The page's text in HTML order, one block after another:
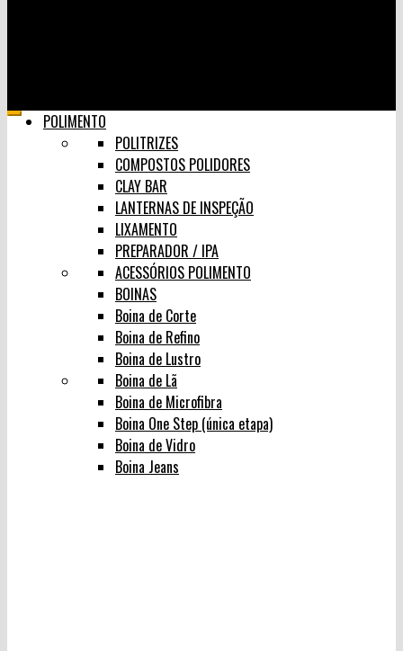
Skip
POLIMENTO
POLITRIZES
COMPOSTOS POLIDORES
CLAY BAR
LANTERNAS DE INSPEÇÃO
LIXAMENTO
PREPARADOR / IPA
ACESSÓRIOS POLIMENTO
BOINAS
Boina de Corte
Boina de Refino
Boina de Lustro
Boina de Lã
Boina de Microfibra
Boina One Step (única etapa)
Boina de Vidro
Boina Jeans